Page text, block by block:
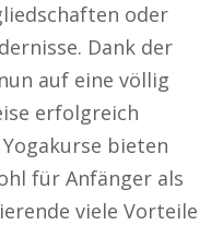
oder
Dank der
auf eine völlig
erfolgreich
bieten
für Anfänger als
viele Vorteile